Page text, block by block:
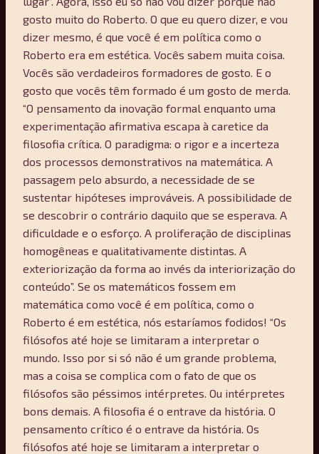
gosto muito do Roberto. O que eu quero dizer, e vou
dizer mesmo, é que você é em política como o
Roberto era em estética. Vocês sabem muita coisa.
Vocês são verdadeiros formadores de gosto. E o
gosto que vocês têm formado é um gosto de merda.
“O pensamento da inovação formal enquanto uma
experimentação afirmativa escapa à caretice da
filosofia crítica. O paradigma: o rigor e a incerteza
dos processos demonstrativos na matemática. A
passagem pelo absurdo, a necessidade de se
sustentar hipóteses improváveis. A possibilidade de
se descobrir o contrário daquilo que se esperava. A
dificuldade e o esforço. A proliferação de disciplinas
homogêneas e qualitativamente distintas. A
exteriorização da forma ao invés da interiorização do
conteúdo”. Se os matemáticos fossem em
matemática como você é em política, como o
Roberto é em estética, nós estaríamos fodidos! “Os
filósofos até hoje se limitaram a interpretar o
mundo. Isso por si só não é um grande problema,
mas a coisa se complica com o fato de que os
filósofos são péssimos intérpretes. Ou intérpretes
bons demais. A filosofia é o entrave da história. O
pensamento crítico é o entrave da história. Os
filósofos até hoje se limitaram a interpretar o